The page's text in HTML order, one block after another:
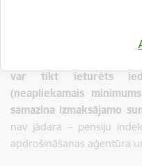
var tikt ieturēts
(neapliekamais
samazina izmaksājamo
nav jādara – pensiju
apdrošināšanas aģentūra